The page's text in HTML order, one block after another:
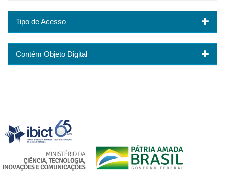
Tipo de Acesso
Contém Objeto Digital